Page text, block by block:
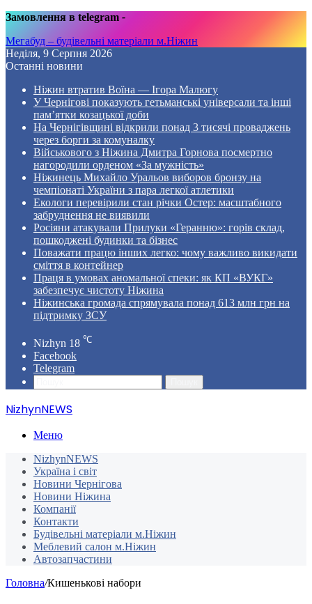
Замовлення в telegram -
Мегабуд – будівельні матеріали м.Ніжин
Неділя, 9 Серпня 2026
Останні новини
Ніжин втратив Воїна — Ігора Малюгу
У Чернігові показують гетьманські універсали та інші
пам’ятки козацької доби
На Чернігівщині відкрили понад 3 тисячі проваджень
через борги за комуналку
Військового з Ніжина Дмитра Горнова посмертно
нагородили орденом «За мужність»
Ніжинець Михайло Уральов виборов бронзу на
чемпіонаті України з пара легкої атлетики
Екологи перевірили стан річки Остер: масштабного
забруднення не виявили
Росіяни атакували Прилуки «Геранню»: горів склад,
пошкоджені будинки та бізнес
Поважати працю інших легко: чому важливо викидати
сміття в контейнер
Праця в умовах аномальної спеки: як КП «ВУКГ»
забезпечує чистоту Ніжина
Ніжинська громада спрямувала понад 613 млн грн на
підтримку ЗСУ
Nizhyn 18 ℃
Facebook
Telegram
NizhynNEWS
Меню
NizhynNEWS
Україна і світ
Новини Чернігова
Новини Ніжина
Компанії
Контакти
Будівельні матеріали м.Ніжин
Меблевий салон м.Ніжин
Автозапчастини
Головна/Кишенькові набори